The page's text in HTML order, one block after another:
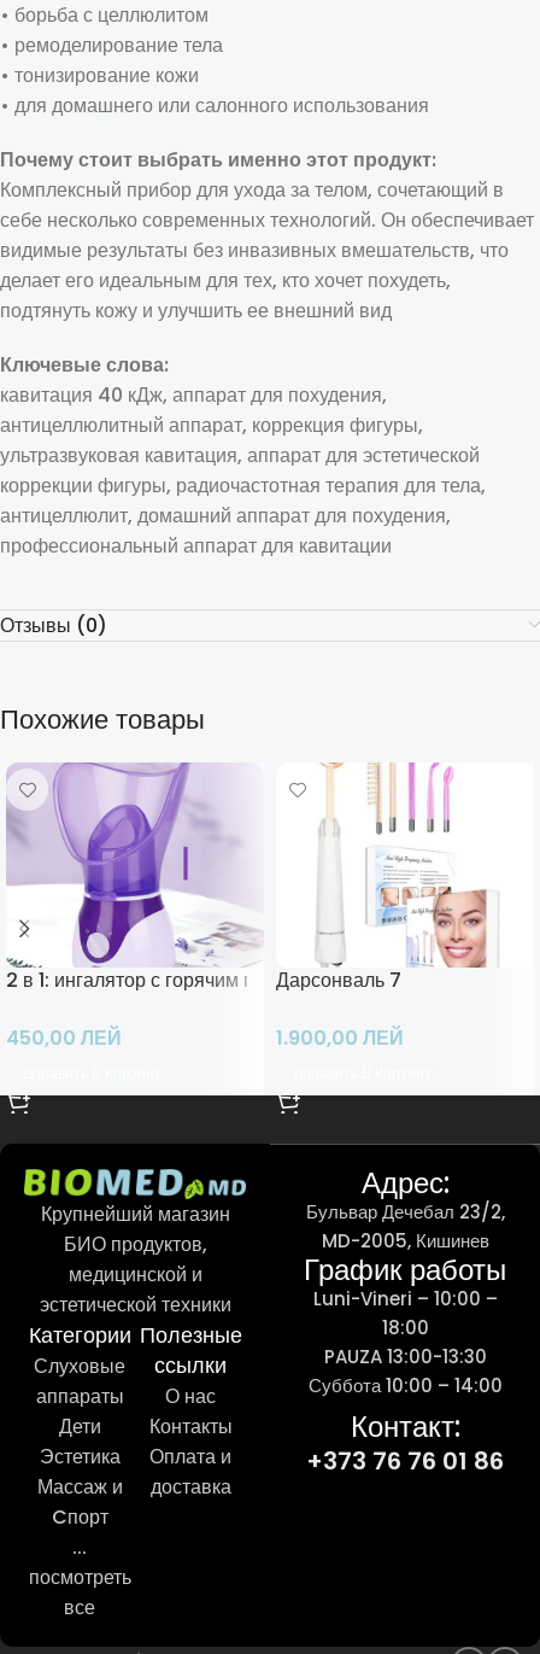
• борьба с целлюлитом
• ремоделирование тела
• тонизирование кожи
• для домашнего или салонного использования
Почему стоит выбрать именно этот продукт:
Комплексный прибор для ухода за телом, сочетающий в
себе несколько современных технологий. Он обеспечивает
видимые результаты без инвазивных вмешательств, что
делает его идеальным для тех, кто хочет похудеть,
подтянуть кожу и улучшить ее внешний вид
Ключевые слова:
кавитация 40 кДж, аппарат для похудения,
антицеллюлитный аппарат, коррекция фигуры,
ультразвуковая кавитация, аппарат для эстетической
коррекции фигуры, радиочастотная терапия для тела,
антицеллюлит, домашний аппарат для похудения,
профессиональный аппарат для кавитации
Отзывы (0)
Похожие товары
2 в 1: ингалятор с горячим паром и сауна для лица
450,00 ЛЕЙ
Дарсонваль 7
1.900,00 ЛЕЙ
Крупнейший магазин
БИО продуктов,
медицинской и
эстетической техники
Категории
Слуховые
аппараты
Дети
Эстетика
Массаж и
Cпорт
...
посмотреть
все
Полезные
ссылки
О нас
Контакты
Оплата и
доставка
Адрес:
Бульвар Дечебал 23/2,
MD-2005, Кишинев
График работы
Luni-Vineri – 10:00 –
18:00
PAUZA 13:00-13:30
Суббота 10:00 – 14:00
Контакт:
+373 76 76 01 86